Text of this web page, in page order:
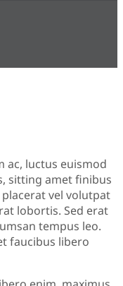
ac, luctus euismod
sitting amet finibus
vel volutpat
lobortis. Sed erat
tempus leo.
faucibus libero